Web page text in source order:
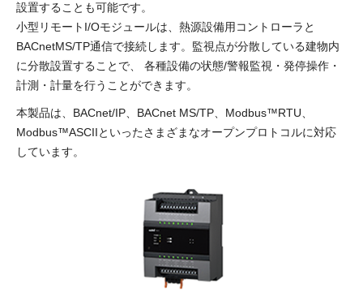
設置することも可能です。
小型リモートI/Oモジュールは、熱源設備用コントローラと
BACnetMS/TP通信で接続します。監視点が分散している建物内
に分散設置することで、 各種設備の状態/警報監視・発停操作・
計測・計量を行うことができます。
本製品は、BACnet/IP、BACnet MS/TP、Modbus™RTU、
Modbus™ASCIIといったさまざまなオープンプロトコルに対応
しています。